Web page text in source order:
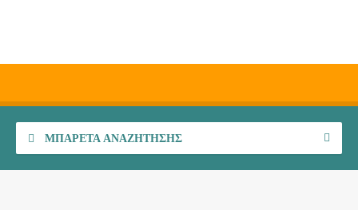
ΜΠΑΡΈΤΑ ΑΝΑΖΉΤΗΣΗΣ